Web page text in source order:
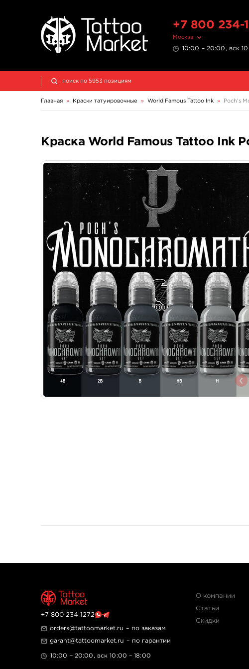
+7 800 234-
Москва
10:00 – 20:00, вск
Главная » Краски татуировочные » World Famous Tattoo Ink » Poch's
Краска World Famous Tattoo Ink
+7 800 234 1272
orders@tattoomarket.ru – по заказам
garant@tattoomarket.ru – по гарантии
10:00 – 20:00, вск 10:00 – 18:00
О компании
Статьи
Скидки